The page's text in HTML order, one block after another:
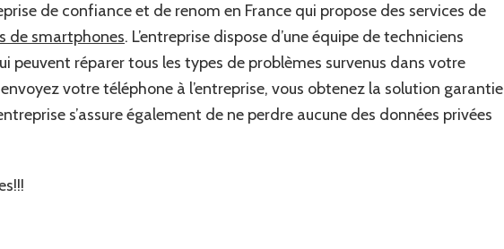
de confiance et de renom en France qui propose des services de
de smartphones. L’entreprise dispose d’une équipe de techniciens
peuvent réparer tous les types de problèmes survenus dans votre
votre téléphone à l’entreprise, vous obtenez la solution garantie
s’assure également de ne perdre aucune des données privées